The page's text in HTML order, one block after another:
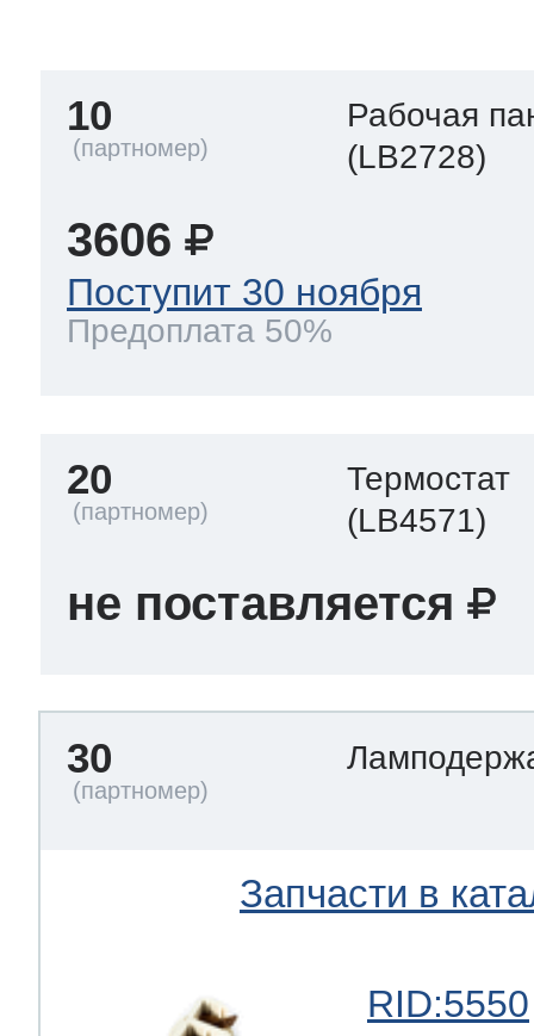
морозилок
холод.камер
10
Рабочая
(LB2728)
3606
Поступит 30 ноября
Предоплата 50%
20
Термостат
(LB4571)
не поставляется
30
Запчасти в
RID:5550